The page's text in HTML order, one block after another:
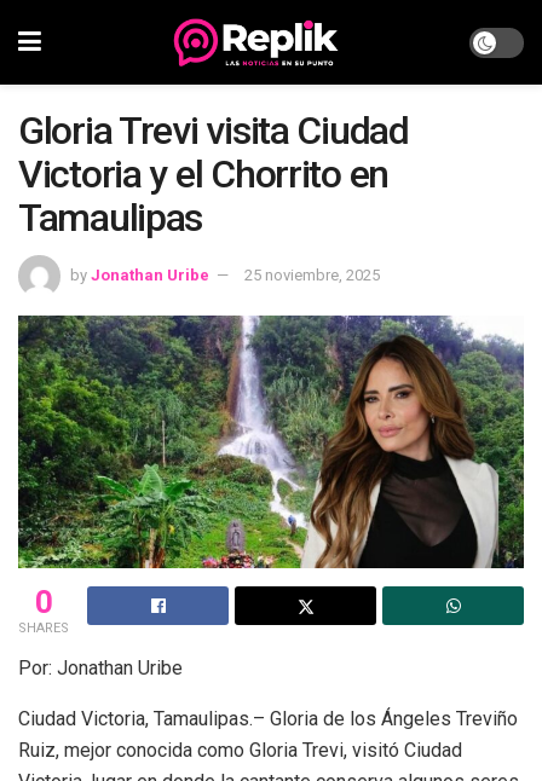
Gloria Trevi visita Ciudad
Victoria y el Chorrito en
Tamaulipas
by Jonathan Uribe 25 noviembre, 2025
0
SHARES
Por: Jonathan Uribe
Ciudad Victoria, Tamaulipas.– Gloria de los Ángeles Treviño
Ruiz, mejor conocida como Gloria Trevi, visitó Ciudad